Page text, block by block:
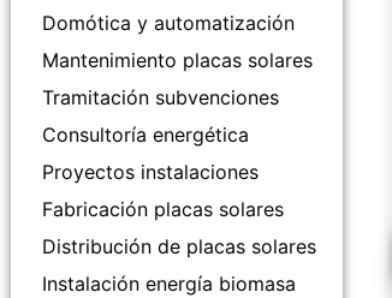
Domótica y automatización
Mantenimiento placas solares
Tramitación subvenciones
Consultoría energética
Proyectos instalaciones
Fabricación placas solares
Distribución de placas solares
Instalación energía biomasa